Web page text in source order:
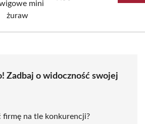
mini
żuraw
Zadbaj o widoczność swojej
firmę na tle konkurencji?